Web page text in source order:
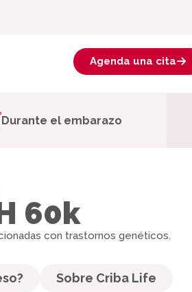
Agenda una cita
Durante el embarazo
60k
con trastornos genéticos.
Sobre Criba Life